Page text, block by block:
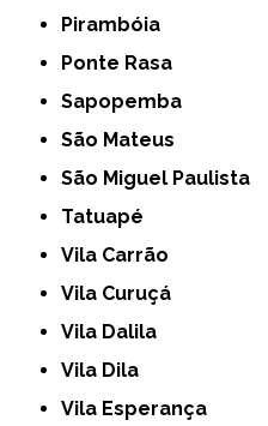
Pirambóia
Ponte Rasa
Sapopemba
São Mateus
São Miguel Paulista
Tatuapé
Vila Carrão
Vila Curuçá
Vila Dalila
Vila Dila
Vila Esperança